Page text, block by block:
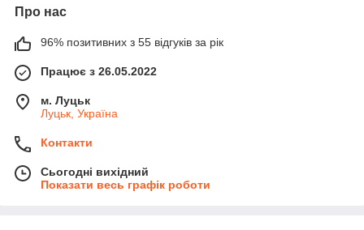
Про нас
96% позитивних з 55 відгуків за рік
Працює з 26.05.2022
м. Луцьк
Луцьк, Україна
Контакти
Сьогодні вихідний
Показати весь графік роботи